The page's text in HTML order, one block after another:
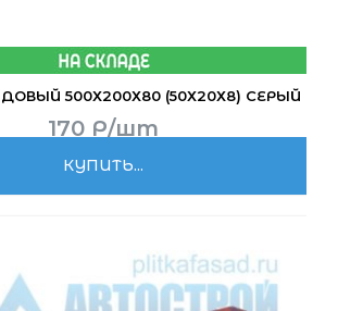
500Х200Х80 (50Х20Х8) СЕРЫЙ
170 Р/шт
КУПИТЬ...